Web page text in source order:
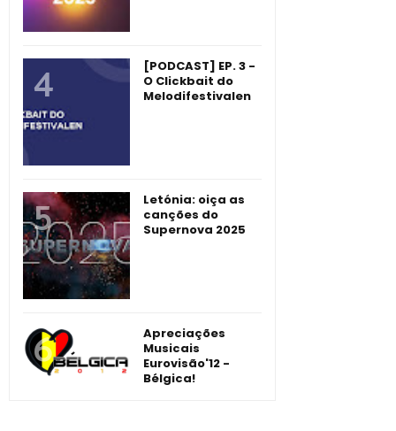
[PODCAST] EP. 3 -
O Clickbait do
Melodifestivalen
Letónia: oiça as
canções do
Supernova 2025
Apreciações
Musicais
Eurovisão'12 -
Bélgica!